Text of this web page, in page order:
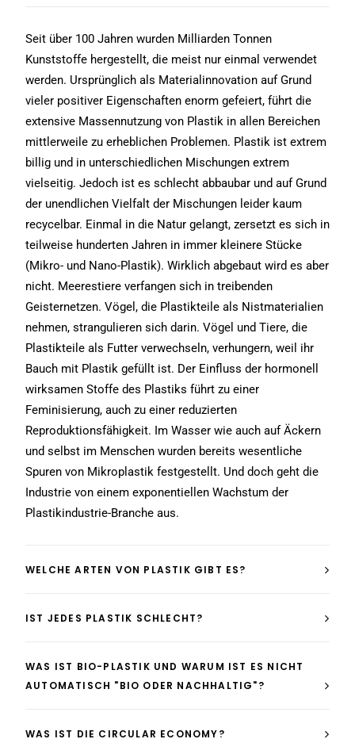
Seit über 100 Jahren wurden Milliarden Tonnen
Kunststoffe hergestellt, die meist nur einmal verwendet
werden. Ursprünglich als Materialinnovation auf Grund
vieler positiver Eigenschaften enorm gefeiert, führt die
extensive Massennutzung von Plastik in allen Bereichen
mittlerweile zu erheblichen Problemen. Plastik ist extrem
billig und in unterschiedlichen Mischungen extrem
vielseitig. Jedoch ist es schlecht abbaubar und auf Grund
der unendlichen Vielfalt der Mischungen leider kaum
recycelbar. Einmal in die Natur gelangt, zersetzt es sich in
teilweise hunderten Jahren in immer kleinere Stücke
(Mikro- und Nano-Plastik). Wirklich abgebaut wird es aber
nicht. Meerestiere verfangen sich in treibenden
Geisternetzen. Vögel, die Plastikteile als Nistmaterialien
nehmen, strangulieren sich darin. Vögel und Tiere, die
Plastikteile als Futter verwechseln, verhungern, weil ihr
Bauch mit Plastik gefüllt ist. Der Einfluss der hormonell
wirksamen Stoffe des Plastiks führt zu einer
Feminisierung, auch zu einer reduzierten
Reproduktionsfähigkeit. Im Wasser wie auch auf Äckern
und selbst im Menschen wurden bereits wesentliche
Spuren von Mikroplastik festgestellt. Und doch geht die
Industrie von einem exponentiellen Wachstum der
Plastikindustrie-Branche aus.
WELCHE ARTEN VON PLASTIK GIBT ES?
IST JEDES PLASTIK SCHLECHT?
WAS IST BIO-PLASTIK UND WARUM IST ES NICHT
AUTOMATISCH "BIO ODER NACHHALTIG"?
WAS IST DIE CIRCULAR ECONOMY?